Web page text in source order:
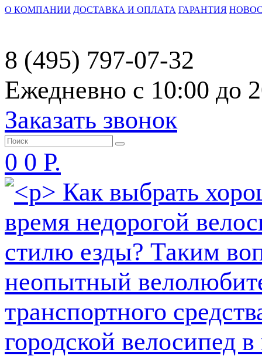
О КОМПАНИИ ДОСТАВКА И ОПЛАТА ГАРАНТИЯ
8 (495) 797-07-32
Ежедневно с 10:00 до
Заказать звонок
0 0 Р.